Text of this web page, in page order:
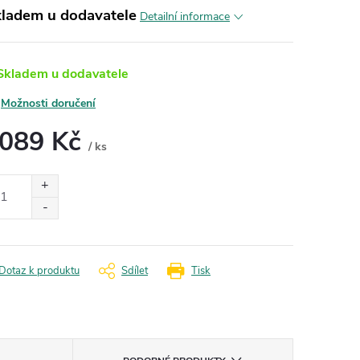
u dodavatele Detailní informace
u dodavatele
Možnosti doručení
Kč / ks
Tisk
Dotaz k produktu Sdílet